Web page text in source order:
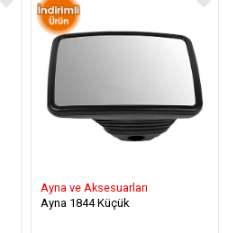
Ayna ve Aksesuarları
Ayna 1844 Küçük